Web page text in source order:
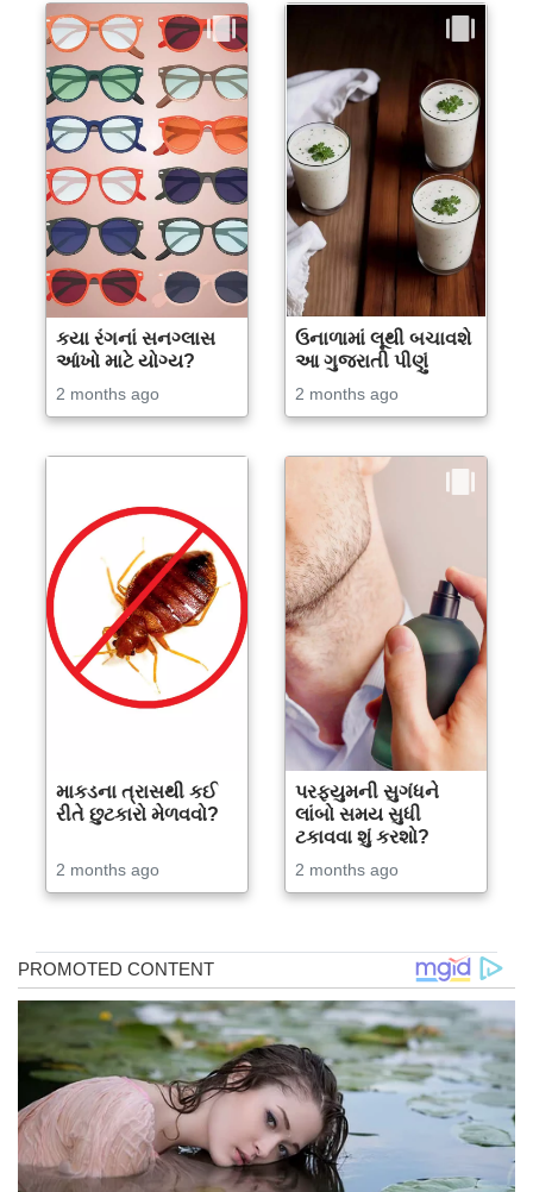
કયા રંગનાં સનગ્લાસ
આંખો માટે યોગ્ય?
2 months ago
ઉનાળામાં લૂથી બચાવશે
આ ગુજરાતી પીણું
2 months ago
માકડના ત્રાસથી કઈ
રીતે છુટકારો મેળવવો?
2 months ago
પરફ્યુમની સુગંધને
લાંબો સમય સુધી
ટકાવવા શું કરશો?
2 months ago